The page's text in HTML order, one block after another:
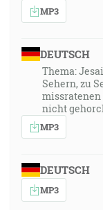
MP3
DEUTSCH
Thema:
Sehern, zu
missratenen
nicht
MP3
DEUTSCH
MP3